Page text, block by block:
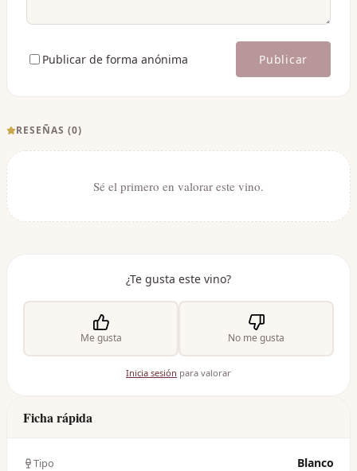
Publicar de forma anónima Publicar
RESEÑAS (0)
Sé el primero en valorar este vino.
¿Te gusta este vino?
Me gusta No me gusta
Inicia sesión para valorar
Ficha rápida
Tipo Blanco